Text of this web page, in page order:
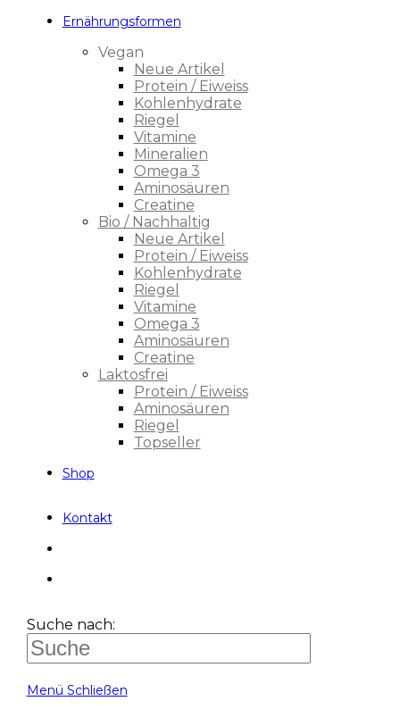
Ernährungsformen
Vegan
Neue Artikel
Protein / Eiweiss
Kohlenhydrate
Riegel
Vitamine
Mineralien
Omega 3
Aminosäuren
Creatine
Bio / Nachhaltig
Neue Artikel
Protein / Eiweiss
Kohlenhydrate
Riegel
Vitamine
Omega 3
Aminosäuren
Creatine
Laktosfrei
Protein / Eiweiss
Aminosäuren
Riegel
Topseller
Shop
Kontakt
Suche nach:
Menü Schließen